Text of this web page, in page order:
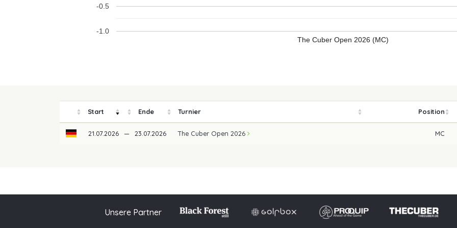
The Cuber Open 2026 (MC)
-1.0
-0.5
Start Ende Turnier Position
21.07.2026 — 23.07.2026 The Cuber Open 2026 MC
© 2026 PGAoG Impressum